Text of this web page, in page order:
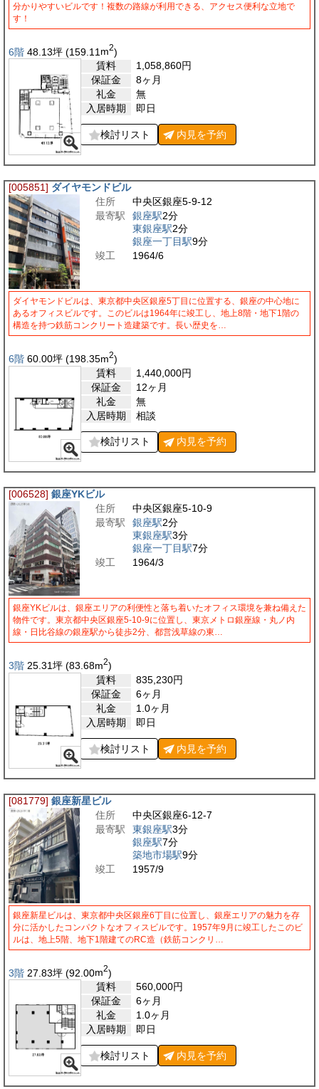
分かりやすいビルです！複数の路線が利用できる、アクセス便利な立地で
す！
6階 48.13坪 (159.11 m2)
賃料
1,058,860円
保証金
8ヶ月
礼金
無
入居時期
即日
検討リスト 内見を予約
[005851] ダイヤモンドビル
住所
中央区銀座5-9-12
最寄駅
銀座駅2分
東銀座駅2分
銀座一丁目駅9分
竣工
1964/6
ダイヤモンドビルは、東京都中央区銀座5丁目に位置する、銀座の中心地に
あるオフィスビルです。このビルは1964年に竣工し、地上8階・地下1階の
構造を持つ鉄筋コンクリート造建築です。長い歴史を…
6階 60.00坪 (198.35m2)
賃料
1,440,000円
保証金
12ヶ月
礼金
無
入居時期
相談
検討リスト 内見を予約
[006528] 銀座YKビル
住所
中央区銀座5-10-9
最寄駅
銀座駅2分
東銀座駅3分
銀座一丁目駅7分
竣工
1964/3
銀座YKビルは、銀座エリアの利便性と落ち着いたオフィス環境を兼ね備えた
物件です。東京都中央区銀座5-10-9に位置し、東京メトロ銀座線・丸ノ内
線・日比谷線の銀座駅から徒歩2分、都営浅草線の東…
3階 25.31坪 (83.68m2)
賃料
835,230円
保証金
6ヶ月
礼金
1.0ヶ月
入居時期
即日
検討リスト 内見を予約
[081779] 銀座新星ビル
住所
中央区銀座6-12-7
最寄駅
東銀座駅3分
銀座駅7分
築地市場駅9分
竣工
1957/9
銀座新星ビルは、東京都中央区銀座6丁目に位置し、銀座エリアの魅力を存
分に活かしたコンパクトなオフィスビルです。1957年9月に竣工したこのビ
ルは、地上5階、地下1階建てのRC造（鉄筋コンクリ…
3階 27.83坪 (92.00m2)
賃料
560,000円
保証金
6ヶ月
礼金
1.0ヶ月
入居時期
即日
検討リスト 内見を予約